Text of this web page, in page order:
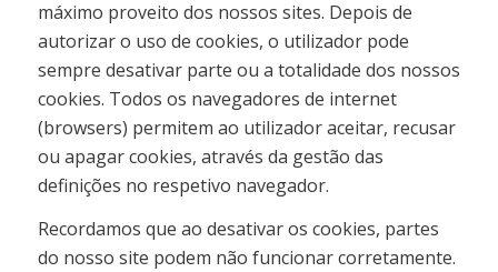
máximo proveito dos nossos sites. Depois de
autorizar o uso de cookies, o utilizador pode
sempre desativar parte ou a totalidade dos nossos
cookies. Todos os navegadores de internet
(browsers) permitem ao utilizador aceitar, recusar
ou apagar cookies, através da gestão das
definições no respetivo navegador.
Recordamos que ao desativar os cookies, partes
do nosso site podem não funcionar corretamente.